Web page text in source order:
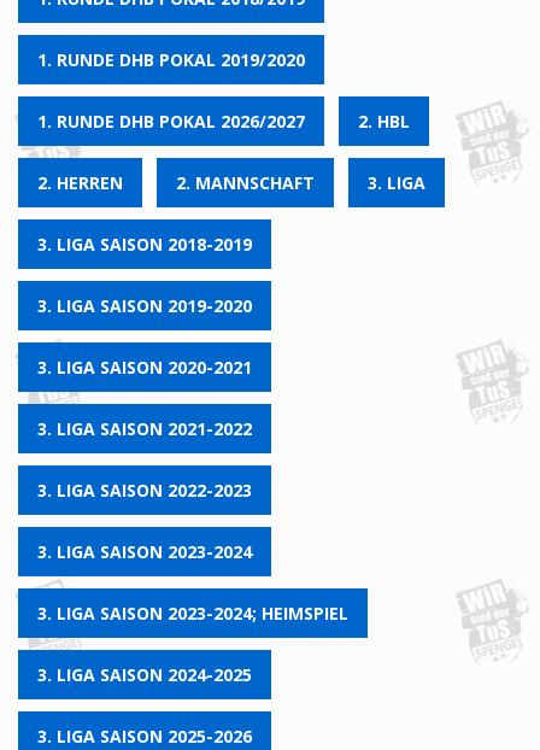
1. RUNDE DHB POKAL 2019/2020
1. RUNDE DHB POKAL 2026/2027 2. HBL
2. HERREN 2. MANNSCHAFT 3. LIGA
3. LIGA SAISON 2018-2019
3. LIGA SAISON 2019-2020
3. LIGA SAISON 2020-2021
3. LIGA SAISON 2021-2022
3. LIGA SAISON 2022-2023
3. LIGA SAISON 2023-2024
3. LIGA SAISON 2023-2024; HEIMSPIEL
3. LIGA SAISON 2024-2025
3. LIGA SAISON 2025-2026